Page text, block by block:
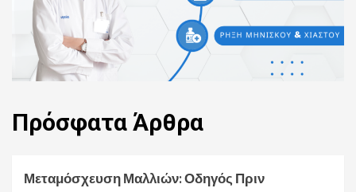
Πρόσφατα Άρθρα
Μεταμόσχευση Μαλλιών: Οδηγός Πριν